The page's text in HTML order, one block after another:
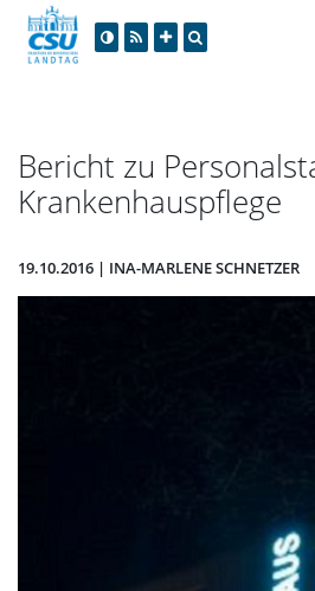
Bericht zu
Krankenhauspflege
19.10.2016 | INA-MARLENE SCHNETZER